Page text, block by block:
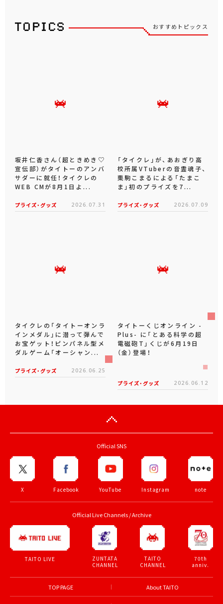
おすすめトピックス
坂井仁香さん（超ときめき♡
宣伝部）がタイトーのアンバ
サダーに就任！タイクレの
WEB CMが8月1日よ...
プライズ・グッズ 2026.07.31
「タイクレ」が、あおぎり高
校所属VTuberの音霊魂子、
栗駒こまるによる「たまこ
ま」初のプライズを7...
プライズ・グッズ 2026.07.09
タイクレの「タイトーオンラ
インメダル」に潜って弾んで
お宝ゲット！ピンパネル型メ
ダルゲーム「オーシャン...
プライズ・グッズ 2026.06.25
タイトーくじオンライン -
Plus- に「とある科学の超
電磁砲T」くじが6月19日
（金）登場！
プライズ・グッズ 2026.06.12
Official SNS
X Facebook YouTube Instagram note
Official Live Channels / Archive
TAITO LIVE
ZUNTATA
CHANNEL
TAITO
CHANNEL
70th
anniv.
TOP PAGE About TAITO